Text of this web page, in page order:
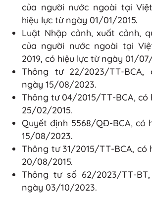
của người nước ngoài tại
hiệu lực từ ngày 01/01/2015.
Luật Nhập cảnh, xuất cảnh,
của người nước ngoài tại
2019, có hiệu lực từ ngày 01/
Thông tư 22/2023/TT-
ngày 15/08/2023.
Thông tư 04/2015/TT-BCA, có
25/02/2015.
Quyết định 5568/QĐ-BCA, có
15/08/2023.
Thông tư 31/2015/TT-BCA, có
20/08/2015.
Thông tư số 62/2023/TT-
ngày 03/10/2023.